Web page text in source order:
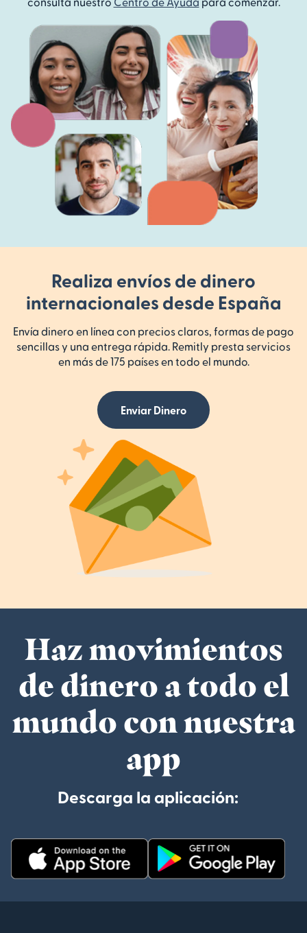
Realiza envíos de dinero
internacionales desde España
Envía dinero en línea con precios claros, formas de pago
sencillas y una entrega rápida. Remitly presta servicios
en más de 175 países en todo el mundo.
Enviar Dinero
Haz movimientos
de dinero a todo el
mundo con nuestra
app
Descarga la aplicación: